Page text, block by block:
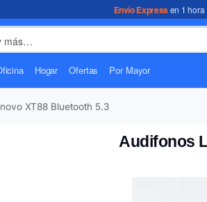
Envío Expressen 1 hora
Hogar Ofertas Por Mayor
XT88 Bluetooth 5.3
Audifonos